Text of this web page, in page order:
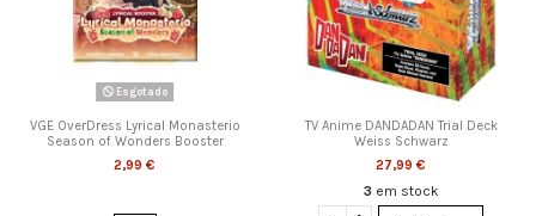
Esgotado
VGE OverDress Lyrical Monasterio
Season of Wonders Booster
2,99 €
TV Anime DANDADAN Trial Deck
Weiss Schwarz
27,99 €
3 em stock